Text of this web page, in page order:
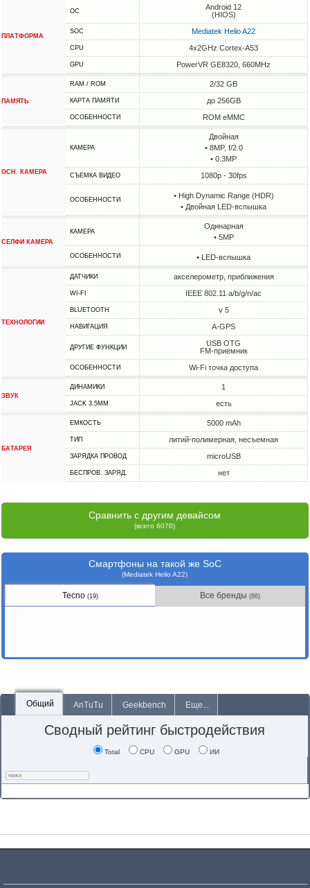
ПЛАТФОРМА
ОС
Android 12
(HIOS)
SOC Mediatek Helio A22
CPU 4x2GHz Cortex-A53
GPU PowerVR GE8320, 660MHz
ПАМЯТЬ
RAM / ROM 2/32 GB
КАРТА ПАМЯТИ до 256GB
ОСОБЕННОСТИ ROM eMMC
ОСН. КАМЕРА
КАМЕРА
Двойная
• 8MP, f/2.0
• 0.3MP
СЪЕМКА ВИДЕО 1080p - 30fps
ОСОБЕННОСТИ
• High Dynamic Range (HDR)
• Двойная LED-вспышка
СЕЛФИ КАМЕРА
КАМЕРА
Одинарная
• 5MP
ОСОБЕННОСТИ • LED-вспышка
ТЕХНОЛОГИИ
ДАТЧИКИ акселерометр, приближения
WI-FI IEEE 802.11 a/b/g/n/ac
BLUETOOTH v 5
НАВИГАЦИЯ A-GPS
ДРУГИЕ ФУНКЦИИ
USB OTG
FM-приемник
ОСОБЕННОСТИ Wi-Fi точка доступа
ЗВУК
ДИНАМИКИ 1
JACK 3.5MM есть
БАТАРЕЯ
ЕМКОСТЬ 5000 mAh
ТИП литий-полимерная, несъемная
ЗАРЯДКА ПРОВОД microUSB
БЕСПРОВ. ЗАРЯД. нет
Сравнить с другим девайсом
(всего 6070)
Смартфоны на такой же SoC
(Mediatek Helio A22)
Tecno (19) Все бренды(86)
Общий AnTuTu Geekbench Еще...
Сводный рейтинг быстродействия
Total CPU GPU ИИ